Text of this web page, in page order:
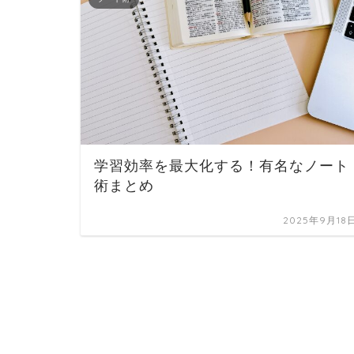
学習効率を最大化する！有名なノート
術まとめ
2025年9月18